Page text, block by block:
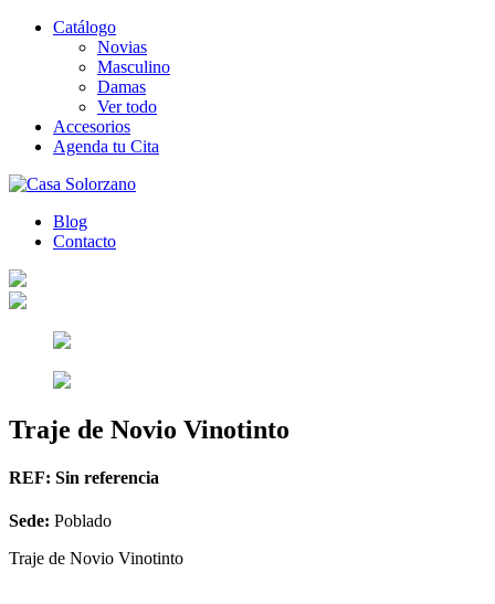
Catálogo
Novias
Masculino
Damas
Ver todo
Accesorios
Agenda tu Cita
Blog
Contacto
Traje de Novio Vinotinto
REF: Sin referencia
Sede: Poblado
Traje de Novio Vinotinto